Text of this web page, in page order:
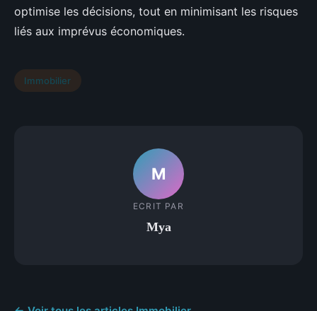
optimise les décisions, tout en minimisant les risques
liés aux imprévus économiques.
Immobilier
M
ECRIT PAR
Mya